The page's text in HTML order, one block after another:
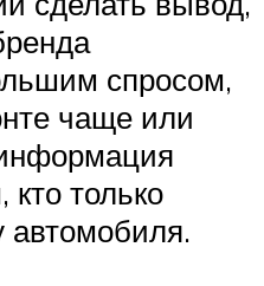
спросом,
чаще или
кто только
автомобиля.